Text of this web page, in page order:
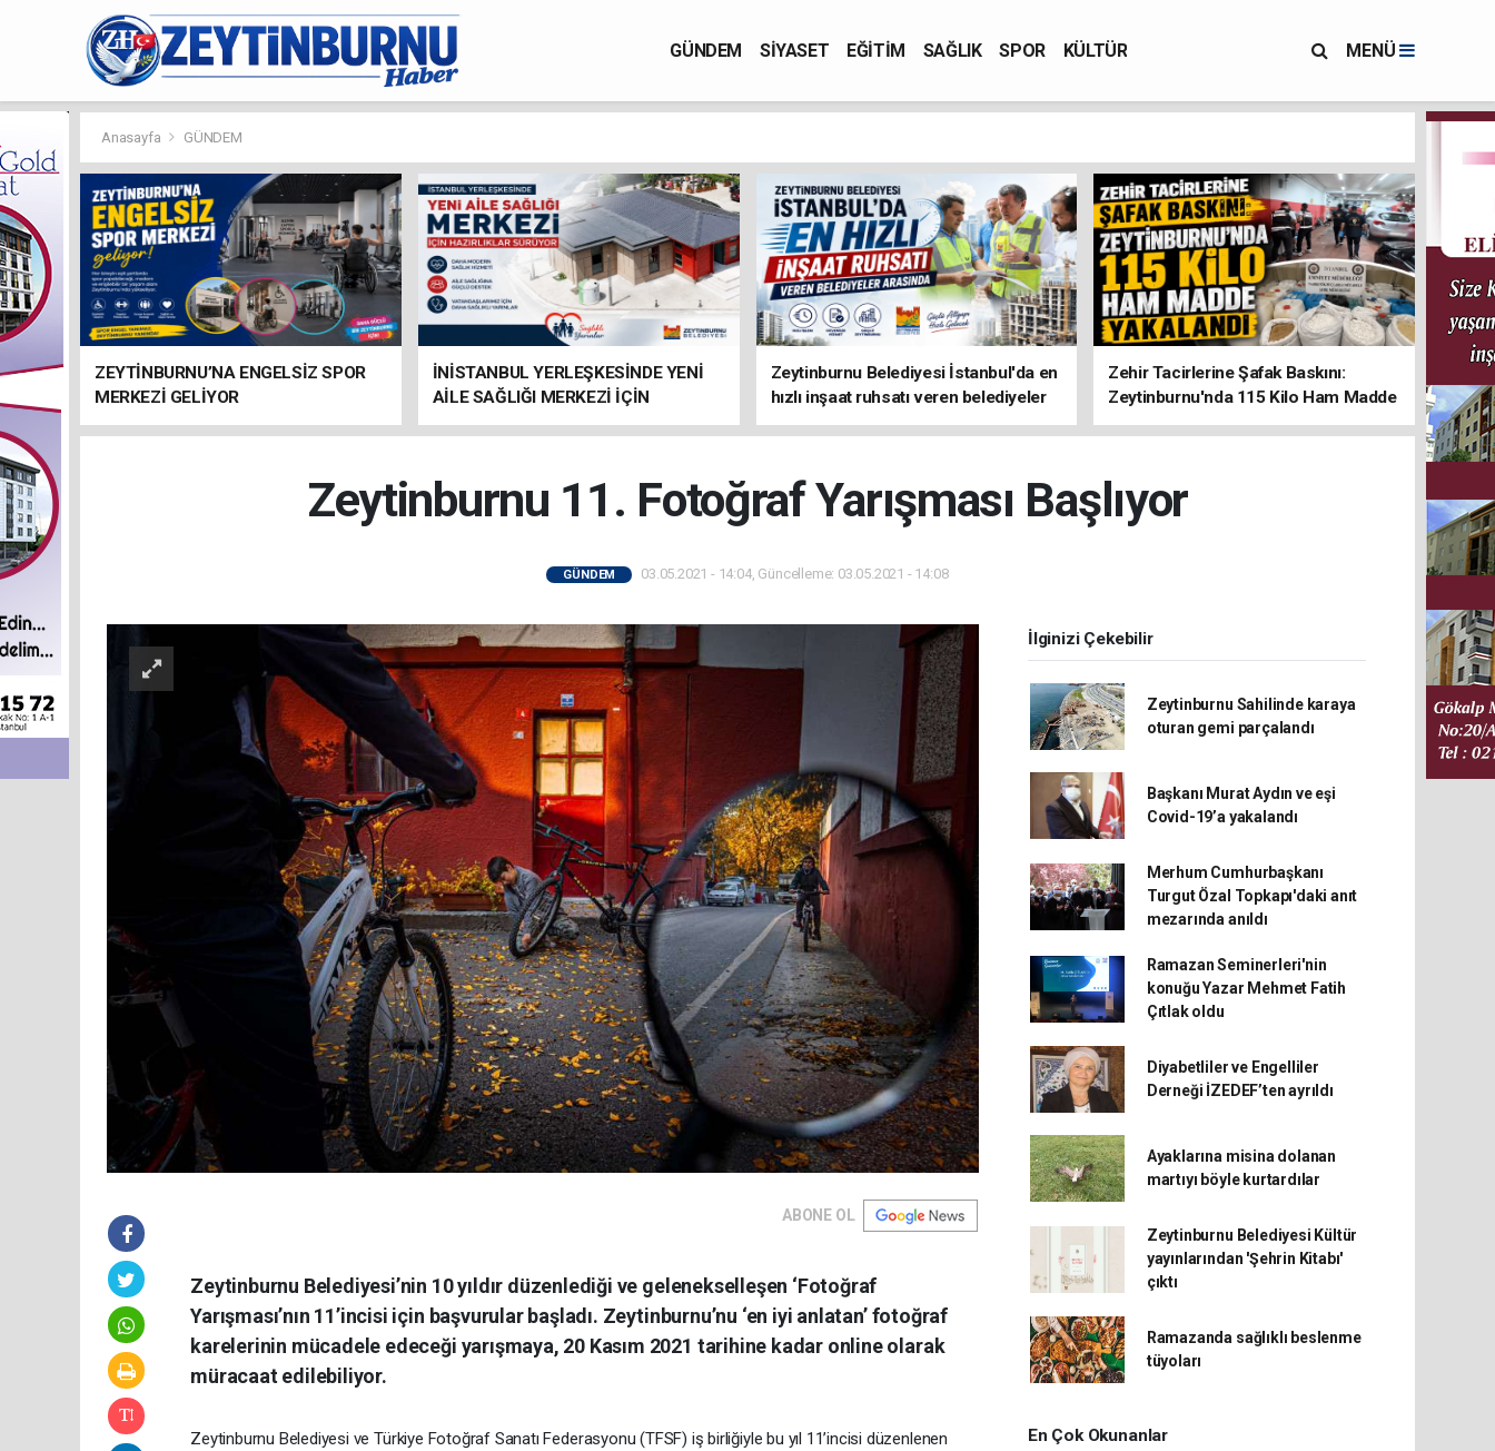
GÜNDEM SİYASET EĞİTİM SAĞLIK SPOR KÜLTÜR MENÜ
Anasayfa GÜNDEM
ZEYTİNBURNU’NA ENGELSİZ SPOR
MERKEZİ GELİYOR
İNİSTANBUL YERLEŞKESİNDE YENİ
AİLE SAĞLIĞI MERKEZİ İÇİN
HAZIRLIKLAR SÜRÜYOR
Zeytinburnu Belediyesi İstanbul'da en
hızlı inşaat ruhsatı veren belediyeler
arasında
Zehir Tacirlerine Şafak Baskını:
Zeytinburnu'nda 115 Kilo Ham Madde
Yakalandı
Zeytinburnu 11. Fotoğraf Yarışması Başlıyor
GÜNDEM 03.05.2021 - 14:04, Güncelleme: 03.05.2021 - 14:08
ABONE OL
Zeytinburnu Belediyesi’nin 10 yıldır düzenlediği ve gelenekselleşen ‘Fotoğraf
Yarışması’nın 11’incisi için başvurular başladı. Zeytinburnu’nu ‘en iyi anlatan’ fotoğraf
karelerinin mücadele edeceği yarışmaya, 20 Kasım 2021 tarihine kadar online olarak
müracaat edilebiliyor.
Zeytinburnu Belediyesi ve Türkiye Fotoğraf Sanatı Federasyonu (TFSF) iş birliğiyle bu yıl 11’incisi düzenlenen
İlginizi Çekebilir
Zeytinburnu Sahilinde karaya
oturan gemi parçalandı
Başkanı Murat Aydın ve eşi
Covid-19’a yakalandı
Merhum Cumhurbaşkanı
Turgut Özal Topkapı'daki anıt
mezarında anıldı
Ramazan Seminerleri'nin
konuğu Yazar Mehmet Fatih
Çıtlak oldu
Diyabetliler ve Engelliler
Derneği İZEDEF’ten ayrıldı
Ayaklarına misina dolanan
martıyı böyle kurtardılar
Zeytinburnu Belediyesi Kültür
yayınlarından 'Şehrin Kitabı'
çıktı
Ramazanda sağlıklı beslenme
tüyoları
En Çok Okunanlar